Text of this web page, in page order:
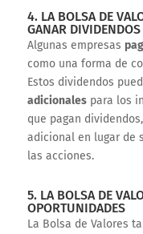
4. LA BOLSA DE
GANAR DIVIDENDOS
Algunas empresas
como una forma de
Estos dividendos
adicionalespara los
que pagan
adicional en lugar de
las acciones.
5. LA BOLSA DE
OPORTUNIDADES
La Bolsa de Valores